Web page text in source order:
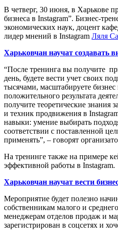
В четверг, 30 июня, в Харькове
бизнеса в Instagram”. Бизнес-
экономических наук, доцент
лидер мнений в Instagram Ляля
Харьковчан научат создавать
“После тренинга вы получите
день, будете вести учет своих
тысячами, масштабируете
положительного результата
получите теоретические знания
и техник продвижения в
навыки: умение выбирать
соответствии с поставленной
применять”, – говорят
На тренинге также на примере
эффективной работы в Instagram.
Харьковчан научат вести
Мероприятие будет полезно
собственникам малого и
менеджерам отделов продаж и
зарегистрирован в соцсетях и